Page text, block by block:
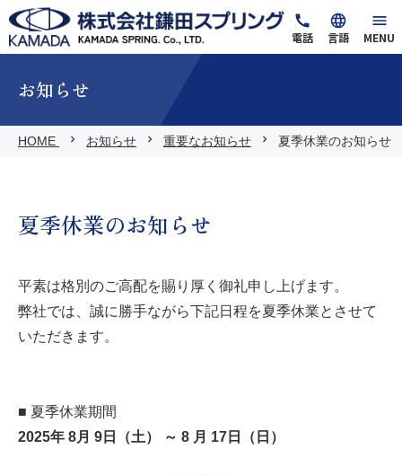
電話 言語 MENU
お知らせ
HOME お知らせ 重要なお知らせ 夏季休業のお知らせ
夏季休業のお知らせ
平素は格別のご高配を賜り厚く御礼申し上げます。
弊社では、誠に勝手ながら下記日程を夏季休業とさせて
いただきます。
■ 夏季休業期間
2025年 8月 9日（土） ～ 8 月 17日（日）